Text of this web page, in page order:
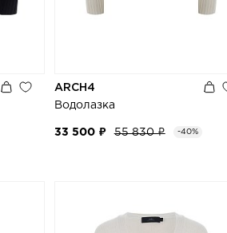
ARCH4
Водолазка
33 500 ₽ 55 830 ₽ -40%